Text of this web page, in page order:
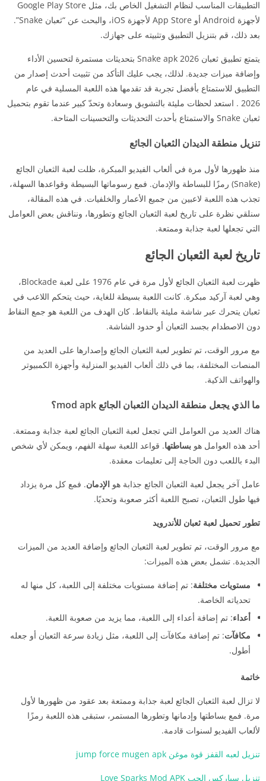
التطبيقات المناسب لنظام التشغيل الخاص بك، مثل Google Play Store
لأجهزة Android أو App Store لأجهزة iOS، والبحث عن “ثعبان Snake”.
بعد ذلك، قم بتنزيل التطبيق وتثبيته على جهازك.
يتمتع تطبيق ثعبان Snake apk 2026 بتحديثات مستمرة لتحسين الأداء
وإضافة ميزات جديدة. لذلك، يجب عليك التأكد من تثبيت أحدث إصدار من
التطبيق للاستمتاع بأفضل تجربة قد تقدمها هذه اللعبة المسلية في عام
2026 . استعد لحظات مليئة بالتشويق وسعادة وتحدّ كبير عندما تقوم بتحميل
ثعبان Snake والاستمتاع بأحدث التحديثات والتحسينات المتاحة.
تنزيل منطقة الديدان الثعبان الجائع
منذ ظهورها لأول مرة في ألعاب الفيديو المبكرة، ظلت لعبة الثعبان الجائع
(Snake) رمزًا للبساطة والإدمان. فمع رسوماتها البسيطة وقواعدها السهلة،
تجذب هذه اللعبة لاعبين من جميع الأعمار والخلفيات. في هذه المقالة،
سنلقي نظرة على تاريخ لعبة الثعبان الجائع وتطورها، ونناقش بعض العوامل
التي تجعلها لعبة جذابة وممتعة.
تاريخ لعبة الثعبان الجائع
ظهرت لعبة الثعبان الجائع لأول مرة في عام 1976 على لعبة Blockade،
وهي لعبة آركيد مبكرة. كانت اللعبة بسيطة للغاية، حيث يتحكم اللاعب في
ثعبان يتحرك عبر شاشة مليئة بالنقاط. كان الهدف من اللعبة هو جمع النقاط
دون الاصطدام بجسد الثعبان أو حدود الشاشة.
مع مرور الوقت، تم تطوير لعبة الثعبان الجائع وإصدارها على العديد من
المنصات المختلفة، بما في ذلك ألعاب الفيديو المنزلية وأجهزة الكمبيوتر
والهواتف الذكية.
ما الذي يجعل منطقة الديدان الثعبان الجائع mod apk؟
هناك العديد من العوامل التي تجعل لعبة الثعبان الجائع لعبة جذابة وممتعة.
أحد هذه العوامل هو بساطتها. قواعد اللعبة سهلة الفهم، ويمكن لأي شخص
البدء باللعب دون الحاجة إلى تعليمات معقدة.
عامل آخر يجعل لعبة الثعبان الجائع جذابة هو الإدمان. فمع كل مرة يزداد
فيها طول الثعبان، تصبح اللعبة أكثر صعوبة وتحديًا.
تطور تحميل لعبة ثعبان للأندرويد
مع مرور الوقت، تم تطوير لعبة الثعبان الجائع وإضافة العديد من الميزات
الجديدة. تشمل بعض هذه الميزات:
مستويات مختلفة: تم إضافة مستويات مختلفة إلى اللعبة، كل منها له
تحدياته الخاصة.
أعداء: تم إضافة أعداء إلى اللعبة، مما يزيد من صعوبة اللعبة.
مكافآت: تم إضافة مكافآت إلى اللعبة، مثل زيادة سرعة الثعبان أو جعله
أطول.
خاتمة
لا تزال لعبة الثعبان الجائع لعبة جذابة وممتعة بعد عقود من ظهورها لأول
مرة. فمع بساطتها وإدمانها وتطورها المستمر، ستبقى هذه اللعبة رمزًا
لألعاب الفيديو لسنوات قادمة.
تنزيل لعبه القفز قوة موغن jump force mugen apk
تنزيل سباركس الحب Love Sparks Mod APK